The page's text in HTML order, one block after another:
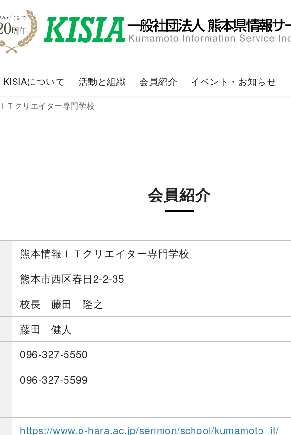
KISIAについて 活動と組織 会員紹介 イベント・お知らせ
Ｔクリエイター専門学校
会員紹介
熊本情報ＩＴクリエイター専門学校
熊本市西区春日2-2-35
校長 藤田 隆之
藤田 健人
096-327-5550
096-327-5599
https://www.o-hara.ac.jp/senmon/school/kumamoto_it/